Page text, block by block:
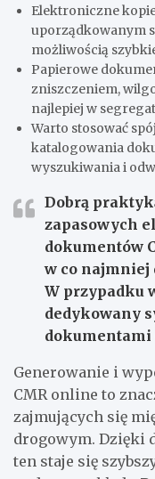
Elektroniczne
uporządkowanym
możliwością
Papierowe
zniszczeniem,
najlepiej w
Warto stosować
katalogowania
wyszukiwania i
Dobrą
zapasowych
dokumentów
w co
W przypadku
dedykowany
dokumentami
Generowanie i
CMR online to
zajmujących się
drogowym. Dzięki
ten staje się